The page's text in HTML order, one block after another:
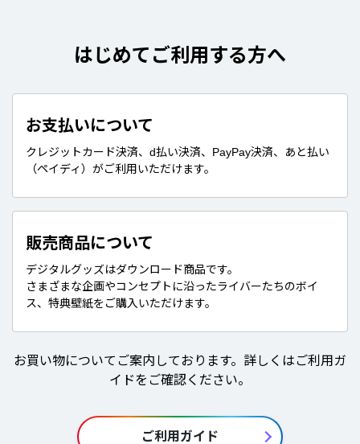
はじめてご利用する方へ
お支払いについて
クレジットカード決済、d払い決済、PayPay決済、あと払い
（ペイディ）がご利用いただけます。
販売商品について
デジタルグッズはダウンロード商品です。
さまざまな企画やコンセプトに沿ったライバーたちのボイ
ス、特典壁紙をご購入いただけます。
お買い物についてご案内しております。詳しくはご利用ガ
イドをご確認ください。
ご利用ガイド